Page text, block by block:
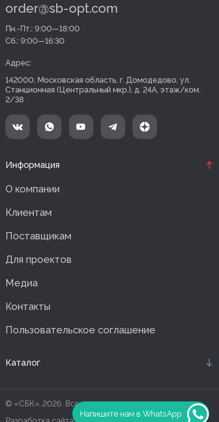
Напишите нам в WhatsApp
order@sb-opt.com
Пн.-Пт.: 9:00—18:00
Сб.: 9:00—16:30
Адрес:
142000, Московская область, г. Домодедово, ул.
Станционная (Центральный мкр.), д. 24А, этаж/ком.
2/38
Информация
О компании
Клиентам
Поставщикам
Для проектов
Медиа
Контакты
Пользовательское соглашение
Каталог
© «СБК». 2026. Все права защищены